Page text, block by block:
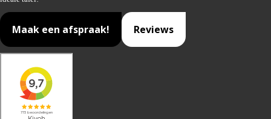
Maak een afspraak! Reviews